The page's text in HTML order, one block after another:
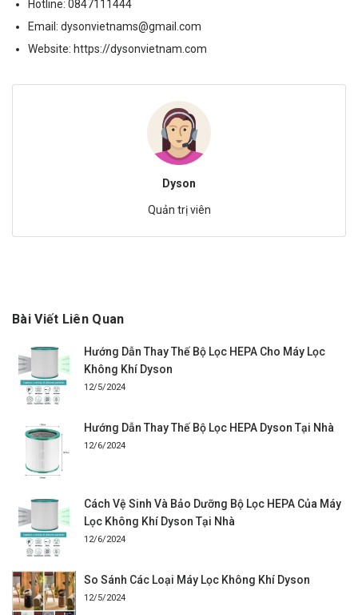
Hotline: 0847111444
Email: dysonvietnams@gmail.com
Website: https://dysonvietnam.com
Dyson
Quản trị viên
Bài Viết Liên Quan
Hướng Dẫn Thay Thế Bộ Lọc HEPA Cho Máy Lọc
Không Khí Dyson
12/5/2024
Hướng Dẫn Thay Thế Bộ Lọc HEPA Dyson Tại Nhà
12/6/2024
Cách Vệ Sinh Và Bảo Dưỡng Bộ Lọc HEPA Của Máy
Lọc Không Khí Dyson Tại Nhà
12/6/2024
So Sánh Các Loại Máy Lọc Không Khí Dyson
12/5/2024